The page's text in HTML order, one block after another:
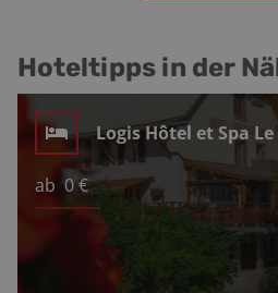
Hoteltipps in der
Logis Hôtel et Spa
ab 0€